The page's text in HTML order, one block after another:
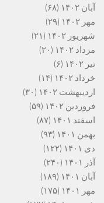
آبان ۱۴۰۲
(۶۸)
مهر ۱۴۰۲
(۲۹)
شهریور ۱۴۰۲
(۲۱)
مرداد ۱۴۰۲
(۲۰)
تیر ۱۴۰۲
(۶)
خرداد ۱۴۰۲
(۱۴)
اردیبهشت ۱۴۰۲
(۳۰)
فروردین ۱۴۰۲
(۵۹)
اسفند ۱۴۰۱
(۸۷)
بهمن ۱۴۰۱
(۹۳)
دی ۱۴۰۱
(۱۲۲)
آذر ۱۴۰۱
(۲۴۰)
آبان ۱۴۰۱
(۱۸۹)
مهر ۱۴۰۱
(۱۷۵)